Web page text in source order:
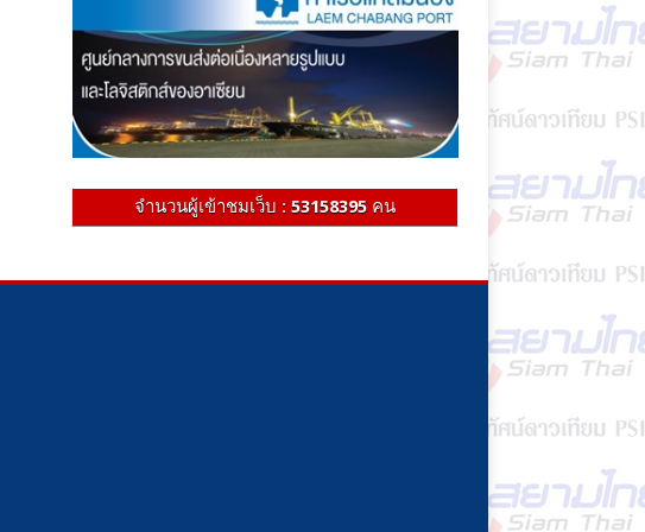
จำนวนผู้เข้าชมเว็บ : 53158395 คน